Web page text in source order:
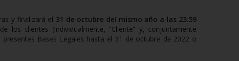
y finalizará el 31 de octubre del mismo año a las 23.59
clientes (individualmente, “Cliente” y, conjuntamente
Bases Legales hasta el 31 de octubre de 2022 o